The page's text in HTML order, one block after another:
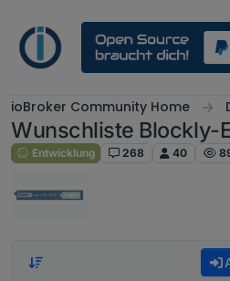
ioBroker Community Home
Wunschliste Blockly-
Entwicklung 268 40